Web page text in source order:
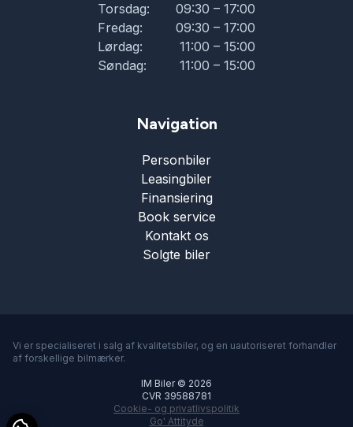
Torsdag:
09:30 – 17:00
Fredag:
09:30 – 17:00
Lørdag:
11:00 – 15:00
Søndag:
11:00 – 15:00
Navigation
Personbiler
Leasingbiler
Finansiering
Book service
Kontakt os
Solgte biler
Vi er specialiseret i salg af kvalitetsbiler, og en uautoriseret forhandler
af forskellige bilmærker.
IM Biler © 2026
CVR 39588781
Cookie- og privatlivspolitik
Go' Attityde